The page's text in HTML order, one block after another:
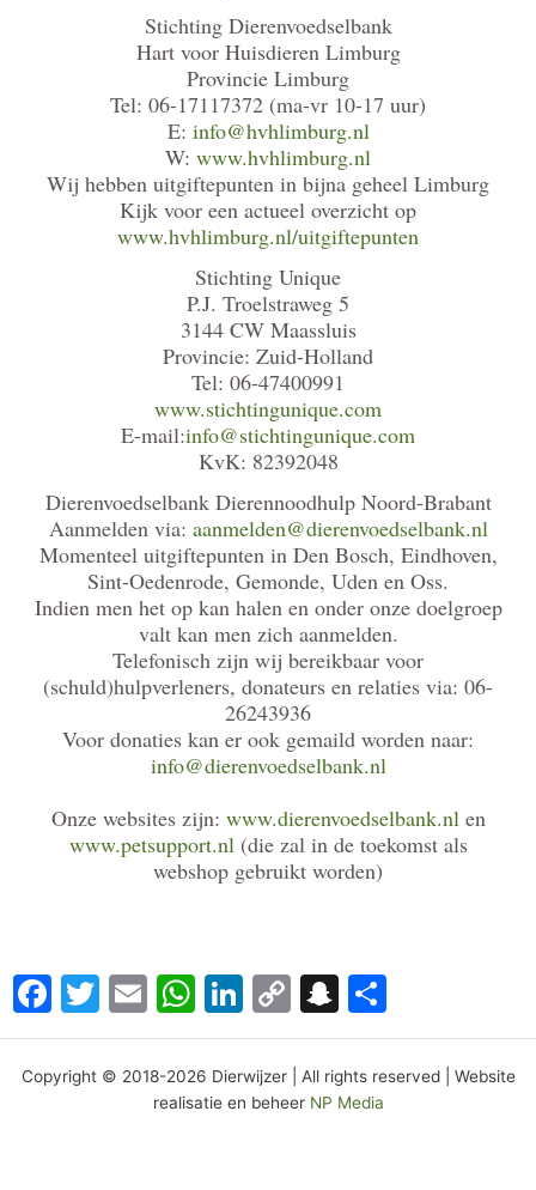
Stichting Dierenvoedselbank
Hart voor Huisdieren Limburg
Provincie Limburg
Tel: 06-17117372 (ma-vr 10-17 uur)
E: info@hvhlimburg.nl
W: www.hvhlimburg.nl
Wij hebben uitgiftepunten in bijna geheel Limburg
Kijk voor een actueel overzicht op
www.hvhlimburg.nl/uitgiftepunten
Stichting Unique
P.J. Troelstraweg 5
3144 CW Maassluis
Provincie: Zuid-Holland
Tel: 06-47400991
www.stichtingunique.com
E-mail:info@stichtingunique.com
KvK: 82392048
Dierenvoedselbank Dierennoodhulp Noord-Brabant
Aanmelden via: aanmelden@dierenvoedselbank.nl
Momenteel uitgiftepunten in Den Bosch, Eindhoven,
Sint-Oedenrode, Gemonde, Uden en Oss.
Indien men het op kan halen en onder onze doelgroep
valt kan men zich aanmelden.
Telefonisch zijn wij bereikbaar voor
(schuld)hulpverleners, donateurs en relaties via: 06-
26243936
Voor donaties kan er ook gemaild worden naar:
info@dierenvoedselbank.nl
Onze websites zijn: www.dierenvoedselbank.nlen
www.petsupport.nl(die zal in de toekomst als
webshop gebruikt worden)
Facebook
Twitter
EmailWhatsApp
LinkedIn
Copy
Link
Snapchat
Copyright © 2018-2026 Dierwijzer | All rights reserved | Website
realisatie en beheer NP Media